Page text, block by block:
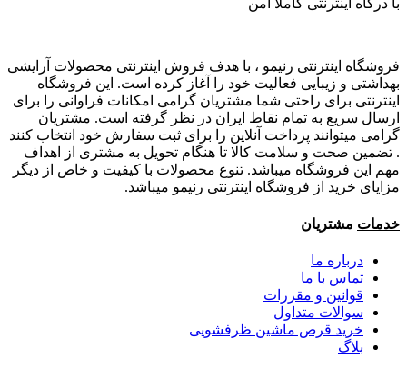
با درگاه اینترنتی کاملا امن
فروشگاه اینترنتی رنیمو ، با هدف فروش اینترنتی محصولات آرایشی
بهداشتی و زیبایی فعالیت خود را آغاز کرده است. این فروشگاه
اینترنتی برای راحتی شما مشتریان گرامی امکانات فراوانی را برای
ارسال سریع به تمام نقاط ایران در نظر گرفته است. مشتریان
گرامی میتوانند پرداخت آنلاین را برای ثبت سفارش خود انتخاب کنند
. تضمین صحت و سلامت کالا تا هنگام تحویل به مشتری از اهداف
مهم این فروشگاه میباشد. تنوع محصولات با کیفیت و خاص از دیگر
مزایای خرید از فروشگاه اینترنتی رنیمو میباشد.
خدمات مشتریان
درباره ما
تماس با ما
قوانین و مقررات
سوالات متداول
خرید قرص ماشین ظرفشویی
بلاگ